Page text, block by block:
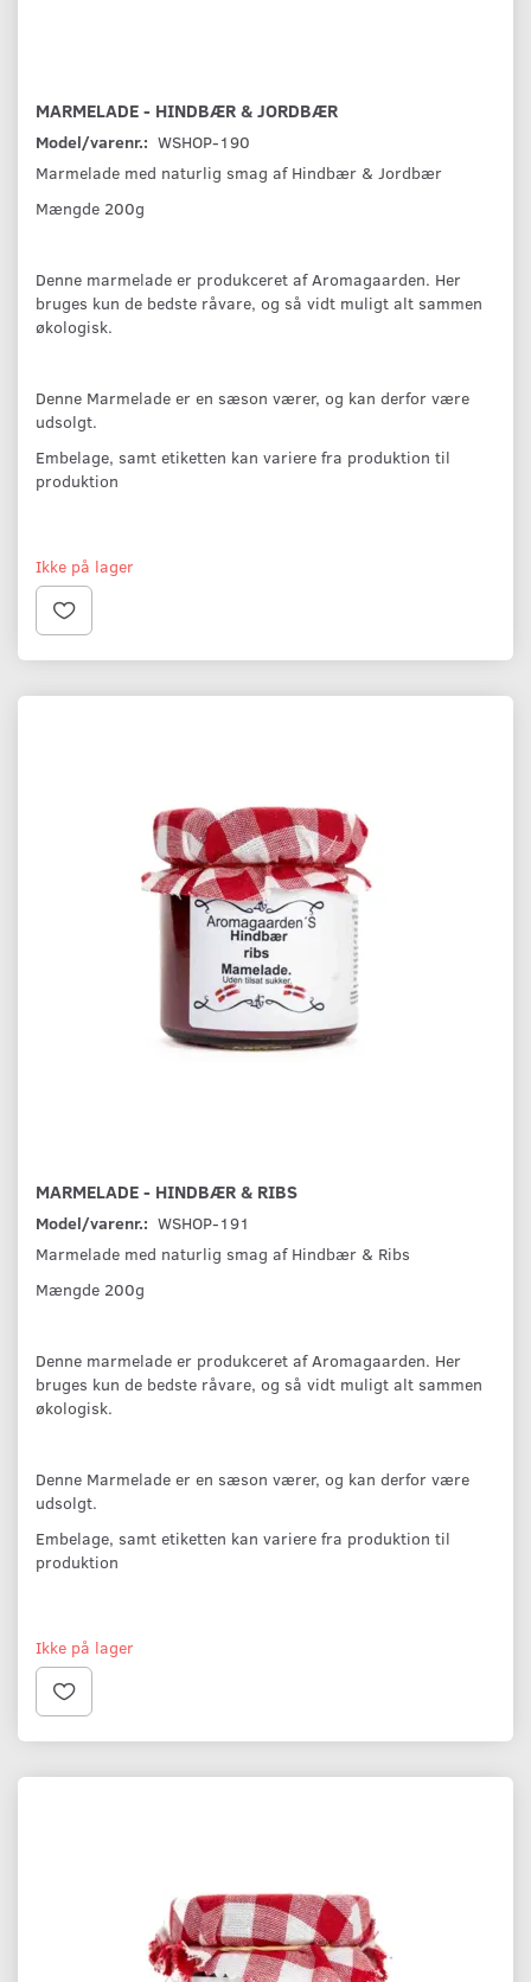
MARMELADE - HINDBÆR & JORDBÆR
Model/varenr.: WSHOP-190
Marmelade med naturlig smag af Hindbær & Jordbær
Mængde 200g
Denne marmelade er produkceret af Aromagaarden. Her
bruges kun de bedste råvare, og så vidt muligt alt sammen
økologisk.
Denne Marmelade er en sæson værer, og kan derfor være
udsolgt.
Embelage, samt etiketten kan variere fra produktion til
produktion
Ikke på lager
MARMELADE - HINDBÆR & RIBS
Model/varenr.: WSHOP-191
Marmelade med naturlig smag af Hindbær & Ribs
Mængde 200g
Denne marmelade er produkceret af Aromagaarden. Her
bruges kun de bedste råvare, og så vidt muligt alt sammen
økologisk.
Denne Marmelade er en sæson værer, og kan derfor være
udsolgt.
Embelage, samt etiketten kan variere fra produktion til
produktion
Ikke på lager